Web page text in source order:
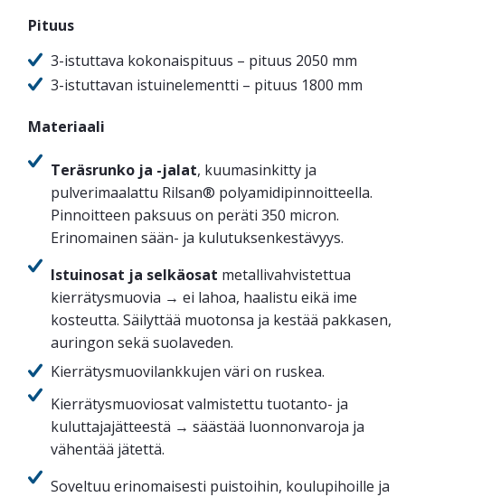
Pituus
3-istuttava kokonaispituus – pituus 2050 mm
3-istuttavan istuinelementti – pituus 1800 mm
Materiaali
Teräsrunko ja -jalat, kuumasinkitty ja
pulverimaalattu Rilsan® polyamidipinnoitteella.
Pinnoitteen paksuus on peräti 350 micron.
Erinomainen sään- ja kulutuksenkestävyys.
Istuinosat ja selkäosat metallivahvistettua
kierrätysmuovia → ei lahoa, haalistu eikä ime
kosteutta. Säilyttää muotonsa ja kestää pakkasen,
auringon sekä suolaveden.
Kierrätysmuovilankkujen väri on ruskea.
Kierrätysmuoviosat valmistettu tuotanto- ja
kuluttajajätteestä → säästää luonnonvaroja ja
vähentää jätettä.
Soveltuu erinomaisesti puistoihin, koulupihoille ja